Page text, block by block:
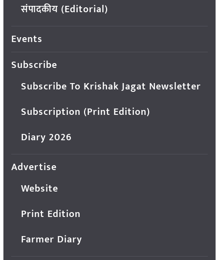
संपादकीय (Editorial)
Events
Subscribe
Subscribe To Krishak Jagat Newsletter
Subscription (Print Edition)
Diary 2026
Advertise
Website
Print Edition
Farmer Diary